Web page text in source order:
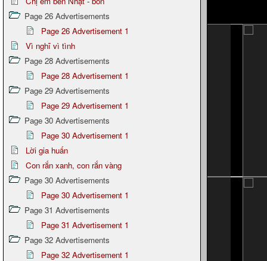
Page 26 Advertisements
Page 26 Advertisement 1
Vì nghĩ vì tình
Page 28 Advertisements
Page 28 Advertisement 1
Page 29 Advertisements
Page 29 Advertisement 1
Page 30 Advertisements
Page 30 Advertisement 1
Lời gia huấn
Con rắn xanh, con rắn vàng
Page 30 Advertisements
Page 30 Advertisement 1
Page 31 Advertisements
Page 31 Advertisement 1
Page 32 Advertisements
Page 32 Advertisement 1